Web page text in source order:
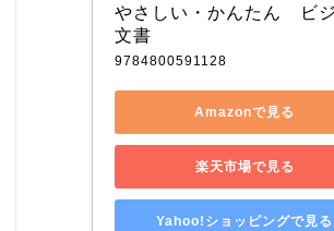
やさしい・かんたん　ビ
文書
9784800591128
Amazonで見る
楽天市場で見る
Yahoo!ショッピングで見る